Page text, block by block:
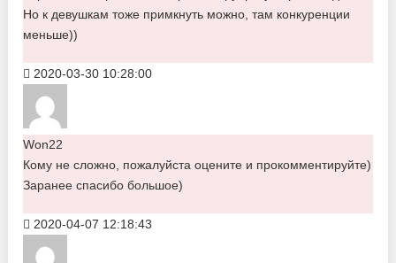
Но к девушкам тоже примкнуть можно, там конкуренции
меньше))
2020-03-30 10:28:00
Won22
Кому не сложно, пожалуйста оцените и прокомментируйте)
Заранее спасибо большое)
2020-04-07 12:18:43